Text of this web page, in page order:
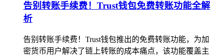
告别转账手续费！Trust钱包免费转账功能全解
析
告别转账手续费！Trust钱包推出的免费转账功能，为加
密货币用户解决了链上转账的成本痛点，该功能覆盖主